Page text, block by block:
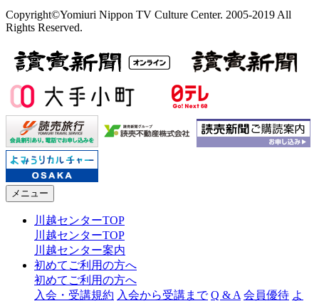
Copyright©Yomiuri Nippon TV Culture Center. 2005-2019 All
Rights Reserved.
メニュー
川越センターTOP
川越センターTOP
川越センター案内
初めてご利用の方へ
初めてご利用の方へ
入会・受講規約 入会から受講まで Q & A 会員優待 よ